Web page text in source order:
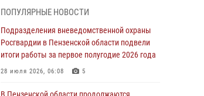
В Управлении Росгвардии по Пензенской
области подвели итоги работы за первое
полугодие 2026 года
04 августа 2026, 06:08
праздничных мероприятий в День ВДВ в
ПОПУЛЯРНЫЕ НОВОСТИ
Подразделения вневедомственной охраны
Росгвардии в Пензенской области подвели
итоги работы за первое полугодие 2026 года
28 июля 2026, 06:08 5